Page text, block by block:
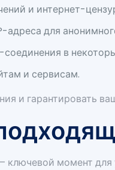
и интернет-
для
в
и сервисам.
и гарантировать
ключевой момент